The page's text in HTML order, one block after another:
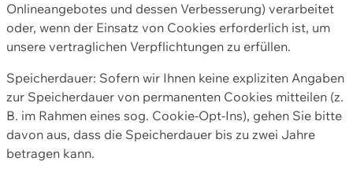
Onlineangebotes und dessen Verbesserung) verarbeitet
oder, wenn der Einsatz von Cookies erforderlich ist, um
unsere vertraglichen Verpflichtungen zu erfüllen.
Speicherdauer: Sofern wir Ihnen keine expliziten Angaben
zur Speicherdauer von permanenten Cookies mitteilen (z.
B. im Rahmen eines sog. Cookie-Opt-Ins), gehen Sie bitte
davon aus, dass die Speicherdauer bis zu zwei Jahre
betragen kann.